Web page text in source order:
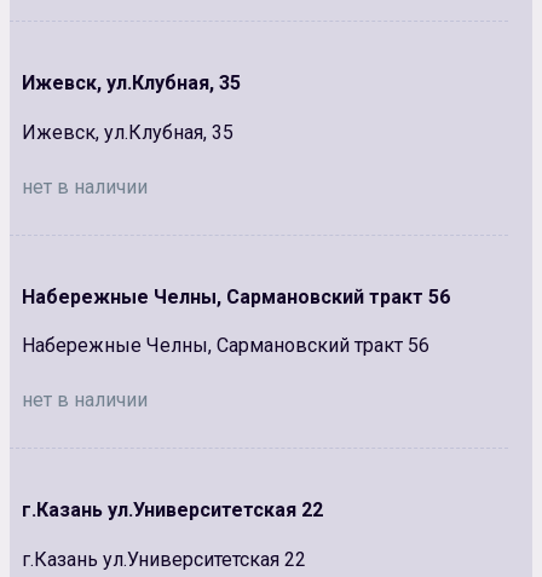
Ижевск, ул.Клубная, 35
Ижевск, ул.Клубная, 35
нет в наличии
Набережные Челны, Сармановский тракт 56
Набережные Челны, Сармановский тракт 56
нет в наличии
г.Казань ул.Университетская 22
г.Казань ул.Университетская 22